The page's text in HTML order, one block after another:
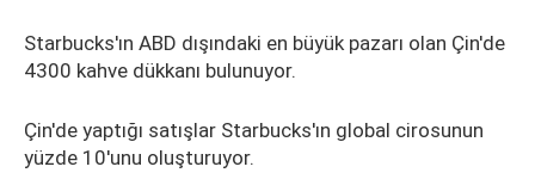
Starbucks'ın ABD dışındaki en büyük pazarı olan Çin'de
4300 kahve dükkanı bulunuyor.
Çin'de yaptığı satışlar Starbucks'ın global cirosunun
yüzde 10'unu oluşturuyor.